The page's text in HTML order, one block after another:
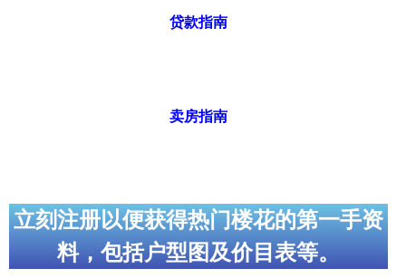
贷款指南
卖房指南
立刻注册以便获得热门楼花的第一手资
料，包括户型图及价目表等。